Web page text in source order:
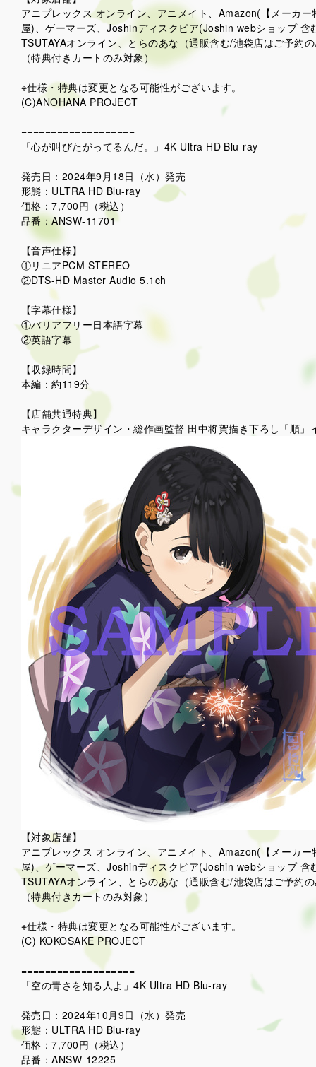
アニプレックス オンライン、アニメイト、Amazon(【メーカ
屋)、ゲーマーズ、Joshinディスクピア(Joshin webショップ
TSUTAYAオンライン、とらのあな（通販含む/池袋店はご予約
（特典付きカートのみ対象）
※仕様・特典は変更となる可能性がございます。
(C)ANOHANA PROJECT
===================
「心が叫びたがってるんだ。」4K Ultra HD Blu-ray
発売日：2024年9月18日（水）発売
形態：ULTRA HD Blu-ray
価格：7,700円（税込）
品番：ANSW-11701
【音声仕様】
①リニアPCM STEREO
②DTS-HD Master Audio 5.1ch
【字幕仕様】
①バリアフリー日本語字幕
②英語字幕
【収録時間】
本編：約119分
【店舗共通特典】
キャラクターデザイン・総作画監督 田中将賀描き下ろし「順」
【対象店舗】
アニプレックス オンライン、アニメイト、Amazon(【メーカ
屋)、ゲーマーズ、Joshinディスクピア(Joshin webショップ
TSUTAYAオンライン、とらのあな（通販含む/池袋店はご予約
（特典付きカートのみ対象）
※仕様・特典は変更となる可能性がございます。
(C) KOKOSAKE PROJECT
===================
「空の青さを知る人よ」4K Ultra HD Blu-ray
発売日：2024年10月9日（水）発売
形態：ULTRA HD Blu-ray
価格：7,700円（税込）
品番：ANSW-12225